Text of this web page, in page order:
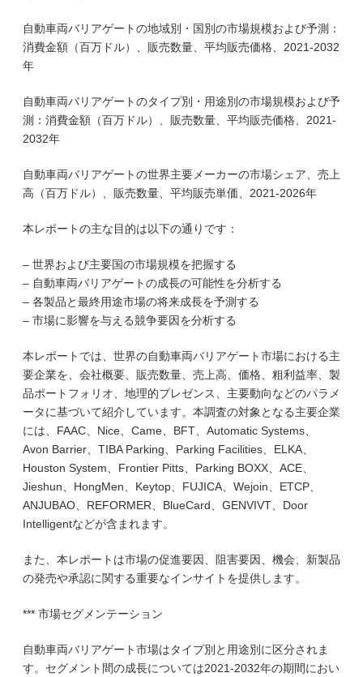
自動車両バリアゲートの地域別・国別の市場規模および予測：
消費金額（百万ドル）、販売数量、平均販売価格、2021-2032
年
自動車両バリアゲートのタイプ別・用途別の市場規模および予
測：消費金額（百万ドル）、販売数量、平均販売価格、2021-
2032年
自動車両バリアゲートの世界主要メーカーの市場シェア、売上
高（百万ドル）、販売数量、平均販売単価、2021-2026年
本レポートの主な目的は以下の通りです：
– 世界および主要国の市場規模を把握する
– 自動車両バリアゲートの成長の可能性を分析する
– 各製品と最終用途市場の将来成長を予測する
– 市場に影響を与える競争要因を分析する
本レポートでは、世界の自動車両バリアゲート市場における主
要企業を、会社概要、販売数量、売上高、価格、粗利益率、製
品ポートフォリオ、地理的プレゼンス、主要動向などのパラメ
ータに基づいて紹介しています。本調査の対象となる主要企業
には、FAAC、Nice、Came、BFT、Automatic Systems、
Avon Barrier、TIBA Parking、Parking Facilities、ELKA、
Houston System、Frontier Pitts、Parking BOXX、ACE、
Jieshun、HongMen、Keytop、FUJICA、Wejoin、ETCP、
ANJUBAO、REFORMER、BlueCard、GENVIVT、Door
Intelligentなどが含まれます。
また、本レポートは市場の促進要因、阻害要因、機会、新製品
の発売や承認に関する重要なインサイトを提供します。
*** 市場セグメンテーション
自動車両バリアゲート市場はタイプ別と用途別に区分されま
す。セグメント間の成長については2021-2032年の期間におい